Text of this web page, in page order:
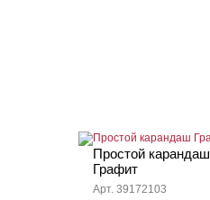
Простой карандаш
Графит
Арт. 39172103